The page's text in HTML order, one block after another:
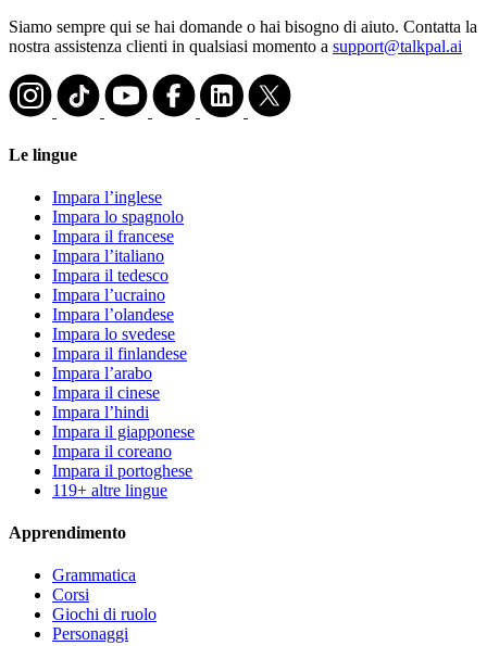
Siamo sempre qui se hai domande o hai bisogno di aiuto. Contatta la
nostra assistenza clienti in qualsiasi momento a support@talkpal.ai
Le lingue
Impara l’inglese
Impara lo spagnolo
Impara il francese
Impara l’italiano
Impara il tedesco
Impara l’ucraino
Impara l’olandese
Impara lo svedese
Impara il finlandese
Impara l’arabo
Impara il cinese
Impara l’hindi
Impara il giapponese
Impara il coreano
Impara il portoghese
119+ altre lingue
Apprendimento
Grammatica
Corsi
Giochi di ruolo
Personaggi